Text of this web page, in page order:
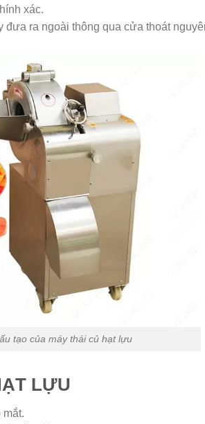
xác.
ra ngoài thông qua cửa thoát
tạo của máy thái củ hạt lựu
LỰU